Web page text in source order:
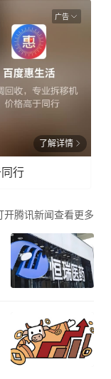
广告
了解详情
行
开腾讯新闻查看更多